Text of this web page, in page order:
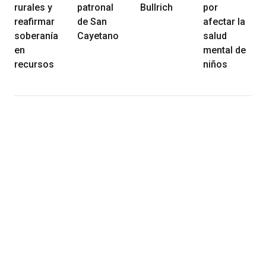
rurales y
reafirmar
soberanía
en
recursos
patronal
de San
Cayetano
Bullrich
por
afectar la
salud
mental de
niños